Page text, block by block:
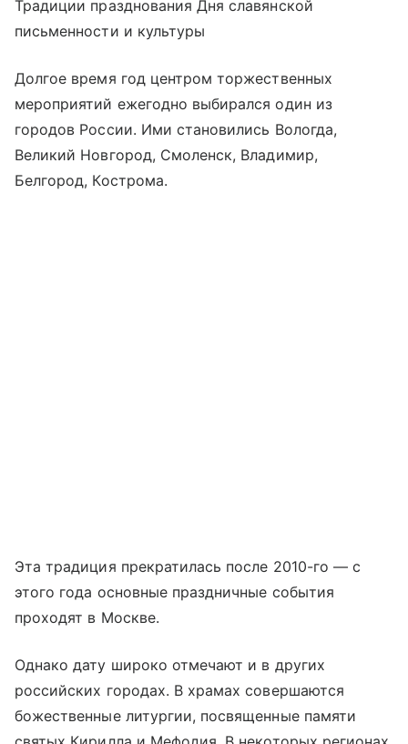
Традиции празднования Дня славянской
письменности и культуры
Долгое время год центром торжественных
мероприятий ежегодно выбирался один из
городов России. Ими становились Вологда,
Великий Новгород, Смоленск, Владимир,
Белгород, Кострома.
Эта традиция прекратилась после 2010-го — с
этого года основные праздничные события
проходят в Москве.
Однако дату широко отмечают и в других
российских городах. В храмах совершаются
божественные литургии, посвященные памяти